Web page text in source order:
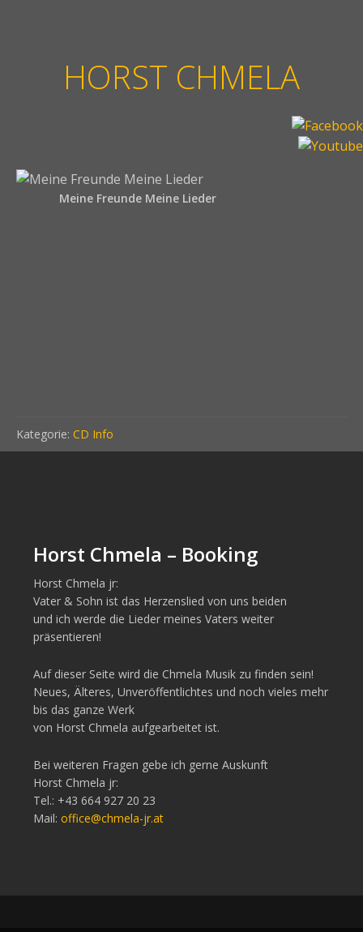
HORST CHMELA
Meine Freunde Meine Lieder
Kategorie: CD Info
Horst Chmela – Booking
Horst Chmela jr:
Vater & Sohn ist das Herzenslied von uns beiden
und ich werde die Lieder meines Vaters weiter
präsentieren!
Auf dieser Seite wird die Chmela Musik zu finden sein!
Neues, Älteres, Unveröffentlichtes und noch vieles mehr
bis das ganze Werk
von Horst Chmela aufgearbeitet ist.
Bei weiteren Fragen gebe ich gerne Auskunft
Horst Chmela jr:
Tel.: +43 664 927 20 23
Mail: office@chmela-jr.at